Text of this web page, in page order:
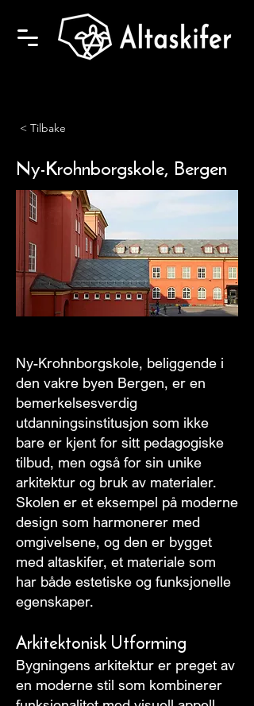
< Tilbake
Ny-Krohnborgskole, Bergen
Ny-Krohnborgskole, beliggende i
den vakre byen Bergen, er en
bemerkelsesverdig
utdanningsinstitusjon som ikke
bare er kjent for sitt pedagogiske
tilbud, men også for sin unike
arkitektur og bruk av materialer.
Skolen er et eksempel på moderne
design som harmonerer med
omgivelsene, og den er bygget
med altaskifer, et materiale som
har både estetiske og funksjonelle
egenskaper.
Arkitektonisk Utforming
Bygningens arkitektur er preget av
en moderne stil som kombinerer